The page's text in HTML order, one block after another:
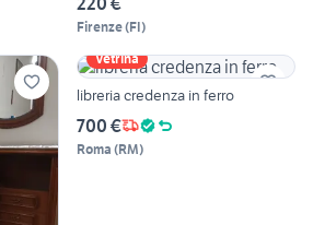
Firenze(FI)
Vetrina
libreria credenza in ferro
700 €
Roma (RM)